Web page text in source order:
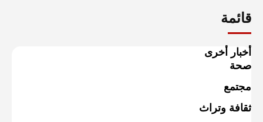
قائمة
أخبار أخرى
صحة
مجتمع
ثقافة وتراث